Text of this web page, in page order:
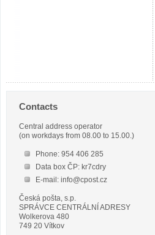
Contacts
Central address operator
(on workdays from 08.00 to 15.00.)
Phone: 954 406 285
Data box ČP: kr7cdry
E-mail: info@cpost.cz
Česká pošta, s.p.
SPRÁVCE CENTRÁLNÍ ADRESY
Wolkerova 480
749 20 Vítkov